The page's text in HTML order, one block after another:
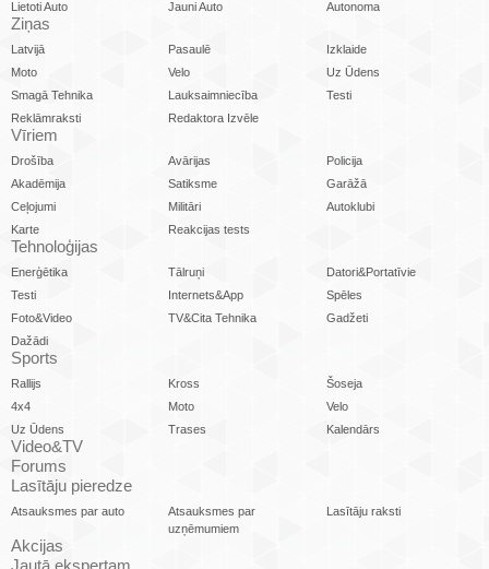
Lietoti Auto Jauni Auto Autonoma
Ziņas
Latvijā Pasaulē
Izklaide
Moto
Velo
Uz Ūdens
Smagā Tehnika
Lauksaimniecība
Testi
Reklāmraksti
Redaktora Izvēle
Vīriem
Drošība Avārijas
Policija
Akadēmija
Satiksme
Garāžā
Ceļojumi
Militāri
Autoklubi
Karte
Reakcijas tests
Tehnoloģijas
Enerģētika Tālruņi
Datori&Portatīvie
Testi
Internets&App
Spēles
Foto&Video
TV&Cita Tehnika
Gadžeti
Dažādi
Sports
Rallijs Kross
Šoseja
4x4
Moto
Velo
Uz Ūdens
Trases Kalendārs
Video&TV
Forums
Lasītāju pieredze
Atsauksmes par auto
Atsauksmes par
uzņēmumiem
Lasītāju raksti
Akcijas